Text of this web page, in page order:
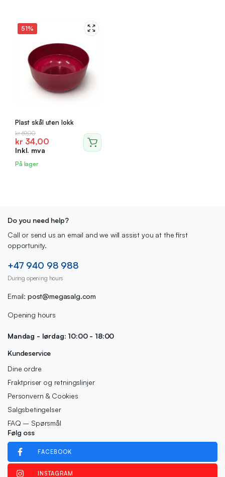
51%
Plast skål uten lokk
kr69,00
Opprinnelig
pris
var:
kr 69,00.
kr 34,00
Nåværende
pris
er:
kr 34,00.
Inkl. mva
På lager
Do you need help?
Call or send us an email and we will assist you at the first
opportunity.
+47 940 98 988
During opening hours
Email: post@megasalg.com
Opening hours
Mandag - lørdag: 10:00 - 18:00
Kundeservice
Dine ordre
Fraktpriser og retningslinjer
Personvern & Cookies
Salgsbetingelser
FAQ – Spørsmål
Følg oss
FACEBOOK
INSTAGRAM